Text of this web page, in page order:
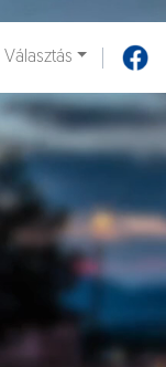
Választás